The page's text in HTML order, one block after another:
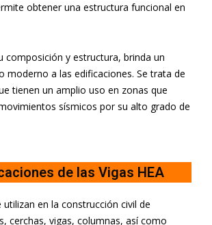
obtener una estructura funcional en
composición y estructura, brinda un
moderno a las edificaciones. Se trata de
tienen un amplio uso en zonas que
sísmicos por su alto grado de
de las Vigas HEA
utilizan en la construcción civil de
cerchas, vigas, columnas, así como